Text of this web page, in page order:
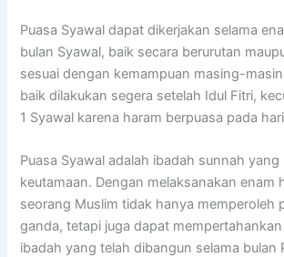
Puasa Syawal dapat dikerjakan selama
bulan Syawal, baik secara berurutan
sesuai dengan kemampuan masing-
baik dilakukan segera setelah Idul Fitri,
1 Syawal karena haram berpuasa pada
Puasa Syawal adalah ibadah sunnah
keutamaan. Dengan melaksanakan enam
seorang Muslim tidak hanya memperoleh
ganda, tetapi juga dapat
ibadah yang telah dibangun selama bulan